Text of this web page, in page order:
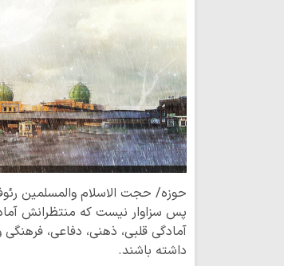
حوزه/ حجت الاسلام والمسلمین
پس سزاوار نیست که منتظرانش
آمادگی قلبی، ذهنی، دفاعی،
داشته باشند.